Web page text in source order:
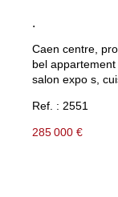
.
Caen centre,
bel appartement de 82 m²
salon expo s,
jardin ou parking).
Ref. : 2551
285 000 €